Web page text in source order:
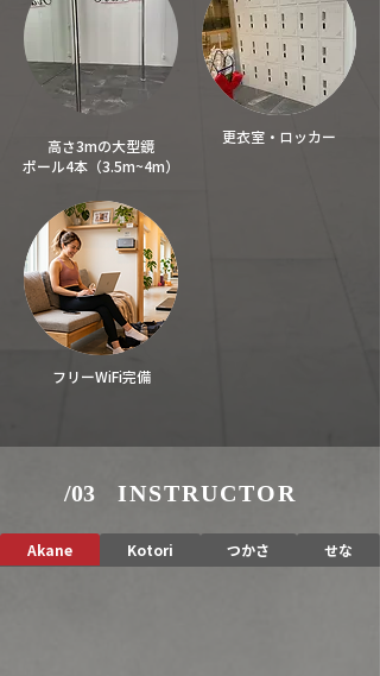
高さ3mの大型鏡
ポール4本 ​（3.5m~4m）
更衣室・ロッカー
​フリーWiFi完備
/03 INSTRUCTOR
Akane Kotori つかさ せな